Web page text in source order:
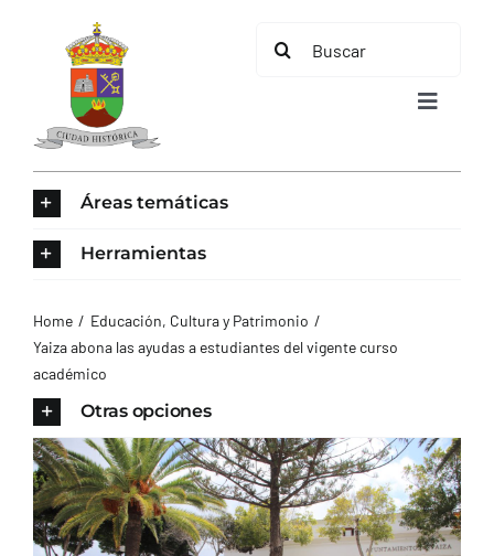
contenido
Buscar:
Toggle
AYUNTAMIENTO
TURISMO
CONTACTO
Áreas temáticas
Herramientas
Home
Educación, Cultura y Patrimonio
Yaiza abona las ayudas a estudiantes del vigente curso
académico
Otras opciones